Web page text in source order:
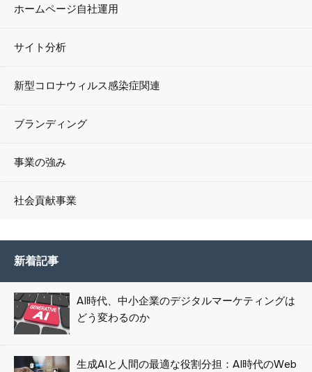
ホームページ自社運用
サイト分析
新型コロナウィルス感染症関連
ブランディング
事業の強み
社会貢献事業
新着記事
AI時代、中小企業のデジタルマーケティングは
どう変わるのか
生成AIと人間の最適な役割分担：AI時代のWeb